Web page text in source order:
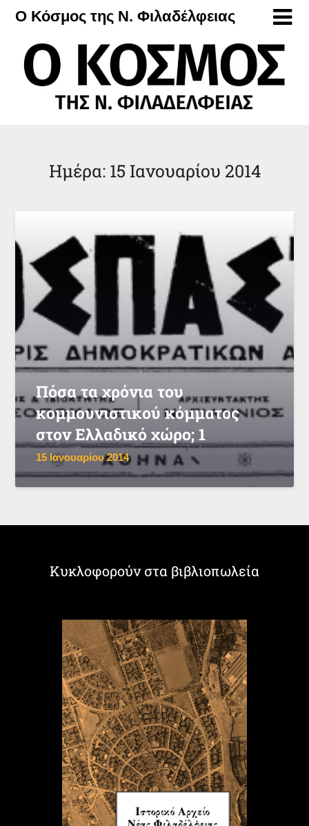
Μετάβαση
περιεχόμενο
Ο Κόσμος της Ν. Φιλαδέλφειας
Ημέρα: 15 Ιανουαρίου 2014
Πόσα τα χρόνια του
κομμουνιστικού κόμματος
στον Ελλαδικό χώρο; 1
15 Ιανουαρίου 2014
Κυκλοφορούν στα βιβλιοπωλεία